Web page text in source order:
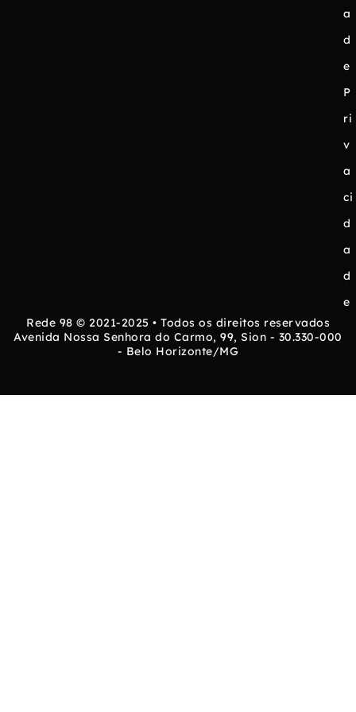
a
d
e
P
ri
v
a
ci
d
a
d
e
Rede 98 © 2021-2025 • Todos os direitos reservados
Avenida Nossa Senhora do Carmo, 99, Sion - 30.330-000
- Belo Horizonte/MG